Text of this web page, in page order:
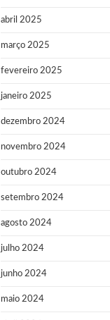
abril 2025
março 2025
fevereiro 2025
janeiro 2025
dezembro 2024
novembro 2024
outubro 2024
setembro 2024
agosto 2024
julho 2024
junho 2024
maio 2024